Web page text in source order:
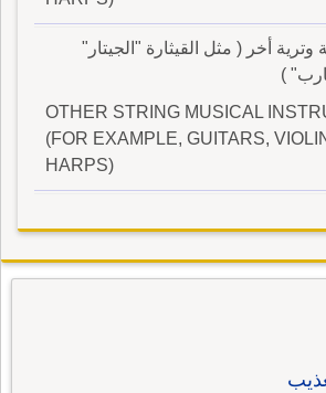
وترية أخر ( مثل القيثارة "الجيتار"
)
OTHER STRING MUSICAL
(FOR EXAMPLE, GUITARS,
HARPS)